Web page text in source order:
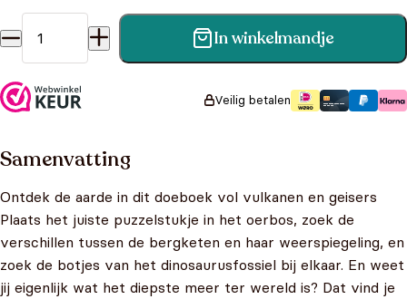
Het grote aarde doeboek aantalIn winkelmandje
Veilig betalen
Samenvatting
Ontdek de aarde in dit doeboek vol vulkanen en geisers
Plaats het juiste puzzelstukje in het oerbos, zoek de
verschillen tussen de bergketen en haar weerspiegeling, en
zoek de botjes van het dinosaurusfossiel bij elkaar. En weet
jij eigenlijk wat het diepste meer ter wereld is? Dat vind je